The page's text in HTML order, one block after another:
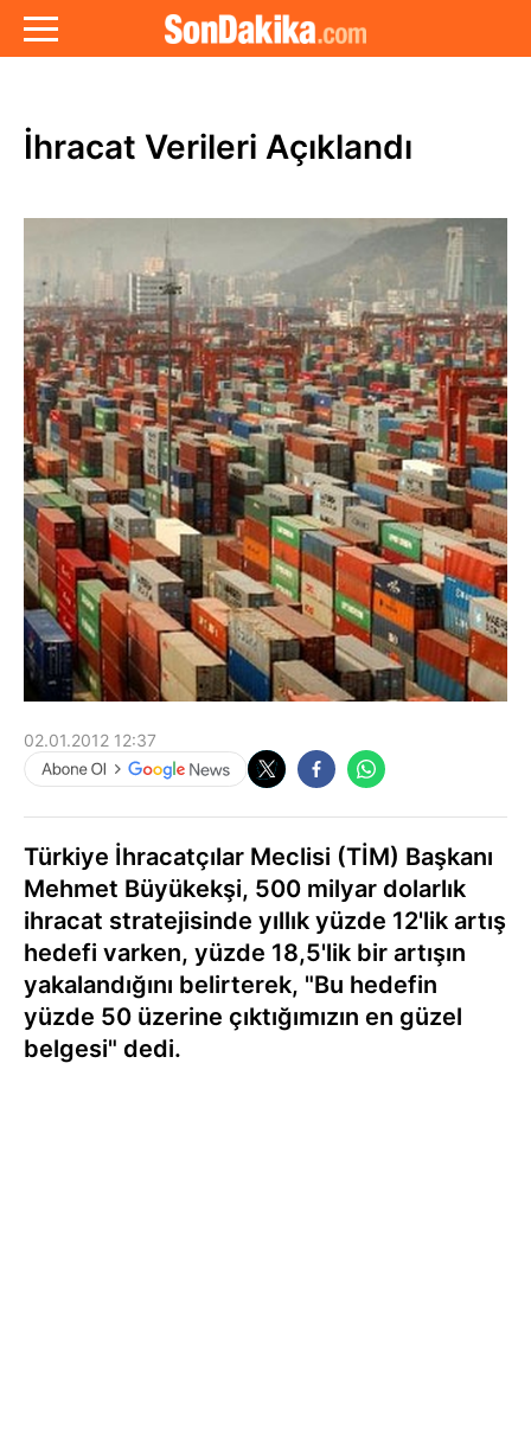
İhracat Verileri Açıklandı
02.01.2012 12:37
Türkiye İhracatçılar Meclisi (TİM) Başkanı
Mehmet Büyükekşi, 500 milyar dolarlık
ihracat stratejisinde yıllık yüzde 12'lik artış
hedefi varken, yüzde 18,5'lik bir artışın
yakalandığını belirterek, "Bu hedefin
yüzde 50 üzerine çıktığımızın en güzel
belgesi" dedi.